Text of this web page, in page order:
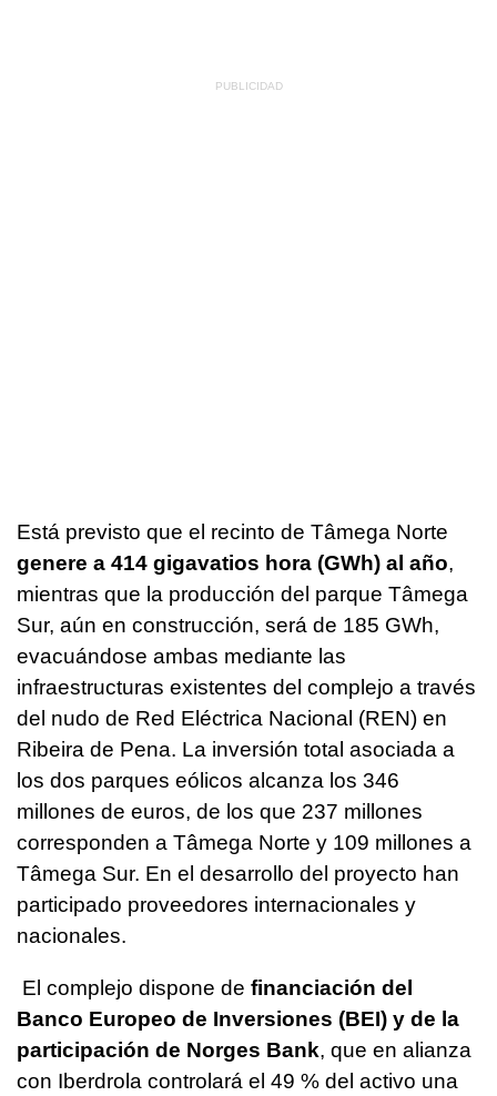
Está previsto que el recinto de Tâmega Norte
genere a 414 gigavatios hora (GWh) al año,
mientras que la producción del parque Tâmega
Sur, aún en construcción, será de 185 GWh,
evacuándose ambas mediante las
infraestructuras existentes del complejo a través
del nudo de Red Eléctrica Nacional (REN) en
Ribeira de Pena. La inversión total asociada a
los dos parques eólicos alcanza los 346
millones de euros, de los que 237 millones
corresponden a Tâmega Norte y 109 millones a
Tâmega Sur. En el desarrollo del proyecto han
participado proveedores internacionales y
nacionales.
El complejo dispone de financiación del
Banco Europeo de Inversiones (BEI) y de la
participación de Norges Bank, que en alianza
con Iberdrola controlará el 49 % del activo una